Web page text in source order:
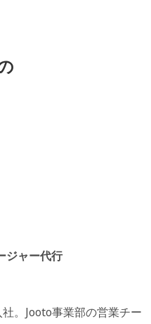
ジャー代行
。 Jooto事業部の営業チー